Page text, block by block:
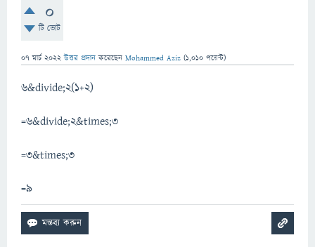
0
টি ভোট
07 মার্চ 2022 উত্তর প্রদান করেছেন Mohammed Aziz (1,010 পয়েন্ট)
৬&divide;২(১+২)
=৬&divide;২&times;৩
=৩&times;৩
=৯